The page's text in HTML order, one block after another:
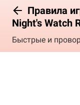
Правила
Night's Watch
Быстрые и